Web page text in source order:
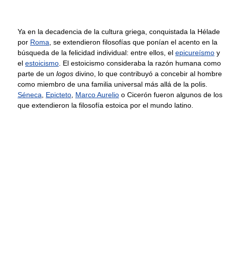
Ya en la decadencia de la cultura griega, conquistada la Hélade
por Roma, se extendieron filosofías que ponían el acento en la
búsqueda de la felicidad individual: entre ellos, el epicureísmo y
el estoicismo. El estoicismo consideraba la razón humana como
parte de un logos divino, lo que contribuyó a concebir al hombre
como miembro de una familia universal más allá de la polis.
Séneca, Epicteto, Marco Aurelio o Cicerón fueron algunos de los
que extendieron la filosofía estoica por el mundo latino.